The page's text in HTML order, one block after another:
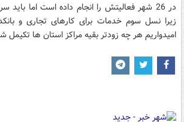
در 26 شهر فعالیتش را انجام داده است اما
زیرا نسل سوم خدمات برای کارهای تجاری و
امیدواریم هر چه زودتر بقیه مراکز استان ها تکیمل